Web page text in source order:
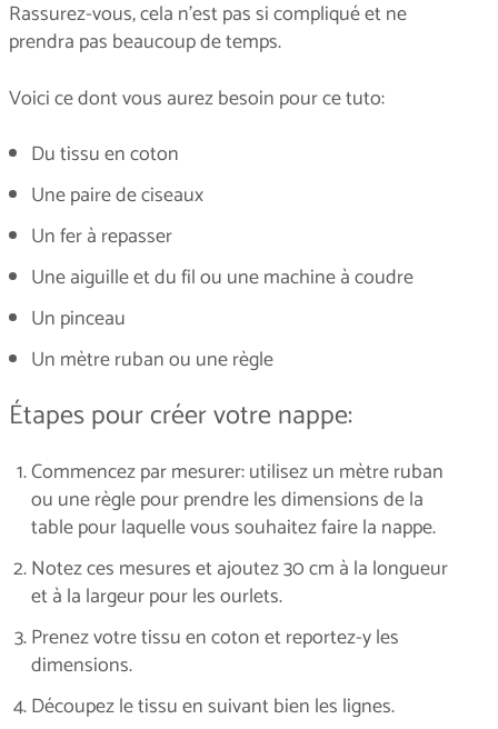
Rassurez-vous, cela n’est pas si compliqué et ne
prendra pas beaucoup de temps.
Voici ce dont vous aurez besoin pour ce tuto:
Du tissu en coton
Une paire de ciseaux
Un fer à repasser
Une aiguille et du fil ou une machine à coudre
Un pinceau
Un mètre ruban ou une règle
Étapes pour créer votre nappe:
Commencez par mesurer: utilisez un mètre ruban
ou une règle pour prendre les dimensions de la
table pour laquelle vous souhaitez faire la nappe.
Notez ces mesures et ajoutez 30 cm à la longueur
et à la largeur pour les ourlets.
Prenez votre tissu en coton et reportez-y les
dimensions.
Découpez le tissu en suivant bien les lignes.